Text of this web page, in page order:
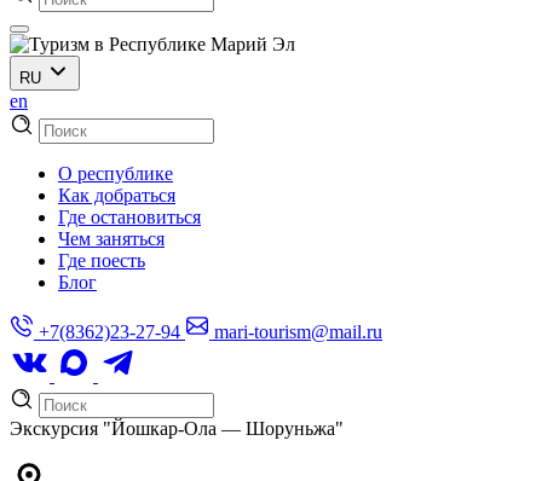
RU
en
О республике
Как добраться
Где остановиться
Чем заняться
Где поесть
Блог
+7(8362)23-27-94 mari-tourism@mail.ru
Экскурсия "Йошкар-Ола — Шоруньжа"